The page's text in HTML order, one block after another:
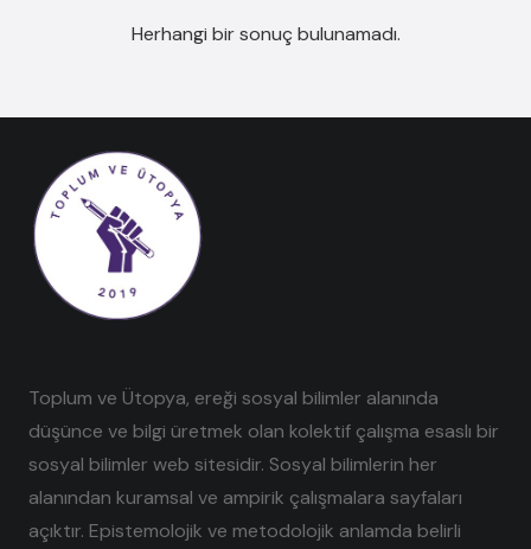
Herhangi bir sonuç bulunamadı.
Toplum ve Ütopya, ereği sosyal bilimler alanında
düşünce ve bilgi üretmek olan kolektif çalışma esaslı bir
sosyal bilimler web sitesidir. Sosyal bilimlerin her
alanından kuramsal ve ampirik çalışmalara sayfaları
açıktır. Epistemolojik ve metodolojik anlamda belirli